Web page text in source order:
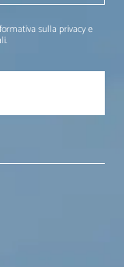
sulla privacy e